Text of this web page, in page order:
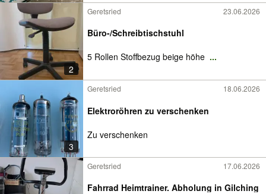
2
Geretsried 23.06.2026
Büro-/Schreibtischstuhl
5 Rollen Stoffbezug beige höhe ...
3
Geretsried 18.06.2026
Elektroröhren zu verschenken
Zu verschenken
Geretsried 17.06.2026
Fahrrad Heimtrainer. Abholung in Gilching